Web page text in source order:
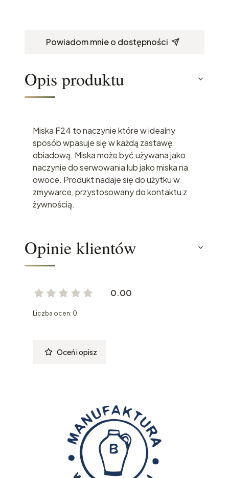
Powiadom mnie o dostępności
Opis produktu
Miska F24 to naczynie które w idealny
sposób wpasuje się w każdą zastawę
obiadową. Miska może być używana jako
naczynie do serwowania lub jako miska na
owoce. Produkt nadaje się do użytku w
zmywarce, przystosowany do kontaktu z
żywnością.
Opinie klientów
0.00
Liczba ocen: 0
Oceń i opisz